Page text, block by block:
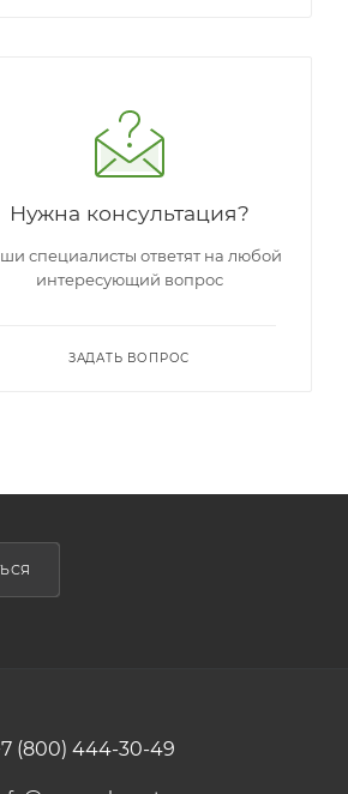
Нужна консультация?
специалисты ответят на любой
интересующий вопрос
ЗАДАТЬ ВОПРОС
(800) 444-30-49